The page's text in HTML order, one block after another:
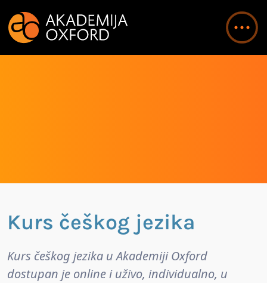
Kurs češkog jezika
Kurs češkog jezika u Akademiji Oxford
dostupan je online i uživo, individualno, u